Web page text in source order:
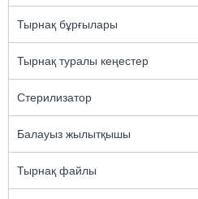
Тырнақ бұрғылары
Тырнақ туралы кеңестер
Стерилизатор
Балауыз жылытқышы
Тырнақ файлы